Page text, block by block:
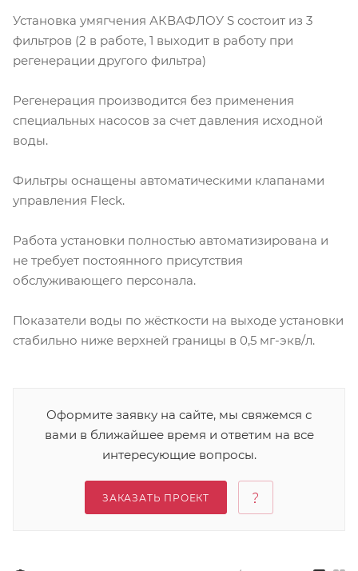
Установка умягчения АКВАФЛОУ S состоит из 3
фильтров (2 в работе, 1 выходит в работу при
регенерации другого фильтра)
Регенерация производится без применения
специальных насосов за счет давления исходной
воды.
Фильтры оснащены автоматическими клапанами
управления Fleck.
Работа установки полностью автоматизирована и
не требует постоянного присутствия
обслуживающего персонала.
Показатели воды по жёсткости на выходе установки
стабильно ниже верхней границы в 0,5 мг-экв/л.
Оформите заявку на сайте, мы свяжемся с
вами в ближайшее время и ответим на все
интересующие вопросы.
ЗАКАЗАТЬ ПРОЕКТ